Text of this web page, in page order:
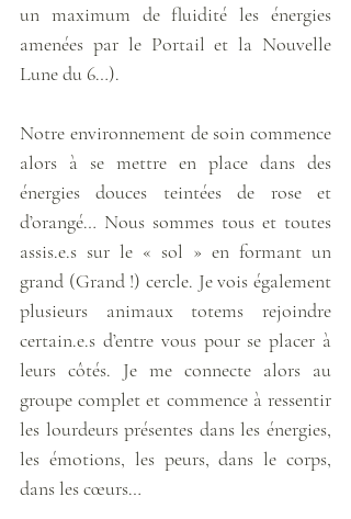
un maximum de fluidité les énergies
amenées par le Portail et la Nouvelle
Lune du 6…).
Notre environnement de soin commence
alors à se mettre en place dans des
énergies douces teintées de rose et
d’orangé… Nous sommes tous et toutes
assis.e.s sur le « sol » en formant un
grand (Grand !) cercle. Je vois également
plusieurs animaux totems rejoindre
certain.e.s d’entre vous pour se placer à
leurs côtés. Je me connecte alors au
groupe complet et commence à ressentir
les lourdeurs présentes dans les énergies,
les émotions, les peurs, dans le corps,
dans les cœurs…